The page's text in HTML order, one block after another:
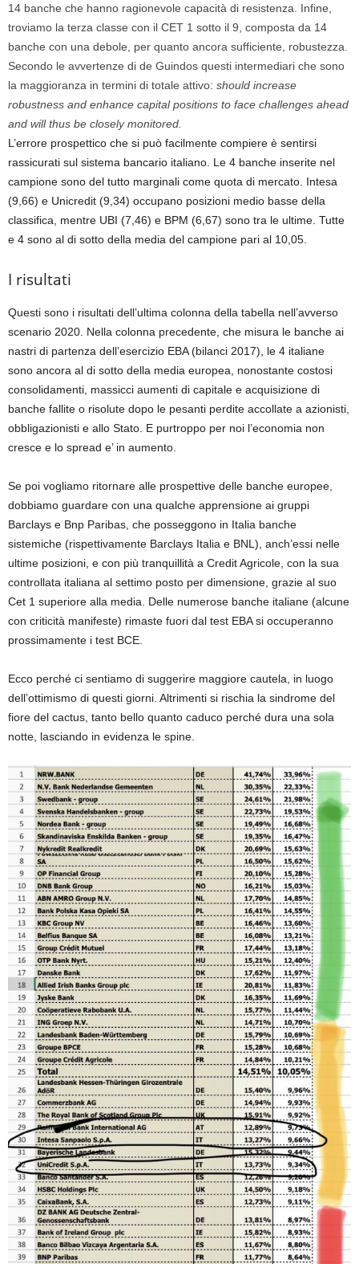
14 banche che hanno ragionevole capacità di resistenza. Infine,
troviamo la terza classe con il CET 1 sotto il 9, composta da 14
banche con una debole, per quanto ancora sufficiente, robustezza.
Secondo le avvertenze di de Guindos questi intermediari che sono
la maggioranza in termini di totale attivo: should increase
robustness and enhance capital positions to face challenges ahead
and will thus be closely monitored.
L’errore prospettico che si può facilmente compiere è sentirsi
rassicurati sul sistema bancario italiano. Le 4 banche inserite nel
campione sono del tutto marginali come quota di mercato. Intesa
(9,66) e Unicredit (9,34) occupano posizioni medio basse della
classifica, mentre UBI (7,46) e BPM (6,67) sono tra le ultime. Tutte
e 4 sono al di sotto della media del campione pari al 10,05.
I risultati
Questi sono i risultati dell’ultima colonna della tabella nell’avverso
scenario 2020. Nella colonna precedente, che misura le banche ai
nastri di partenza dell’esercizio EBA (bilanci 2017), le 4 italiane
sono ancora al di sotto della media europea, nonostante costosi
consolidamenti, massicci aumenti di capitale e acquisizione di
banche fallite o risolute dopo le pesanti perdite accollate a azionisti,
obbligazionisti e allo Stato. E purtroppo per noi l’economia non
cresce e lo spread e’ in aumento.
Se poi vogliamo ritornare alle prospettive delle banche europee,
dobbiamo guardare con una qualche apprensione ai gruppi
Barclays e Bnp Paribas, che posseggono in Italia banche
sistemiche (rispettivamente Barclays Italia e BNL), anch’essi nelle
ultime posizioni, e con più tranquillità a Credit Agricole, con la sua
controllata italiana al settimo posto per dimensione, grazie al suo
Cet 1 superiore alla media. Delle numerose banche italiane (alcune
con criticità manifeste) rimaste fuori dal test EBA si occuperanno
prossimamente i test BCE.
Ecco perché ci sentiamo di suggerire maggiore cautela, in luogo
dell’ottimismo di questi giorni. Altrimenti si rischia la sindrome del
fiore del cactus, tanto bello quanto caduco perché dura una sola
notte, lasciando in evidenza le spine.